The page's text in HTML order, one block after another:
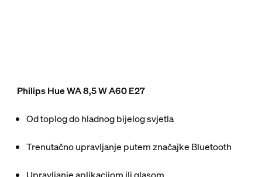
Philips Hue WA 8,5 W A60 E27
Od toplog do hladnog bijelog svjetla
Trenutačno upravljanje putem značajke Bluetooth
Upravljanje aplikacijom ili glasom